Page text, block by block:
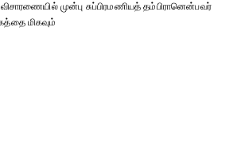
முன்பு சுப்பிரமணியத் தம்பிரானென்பவர்
மிகவும்